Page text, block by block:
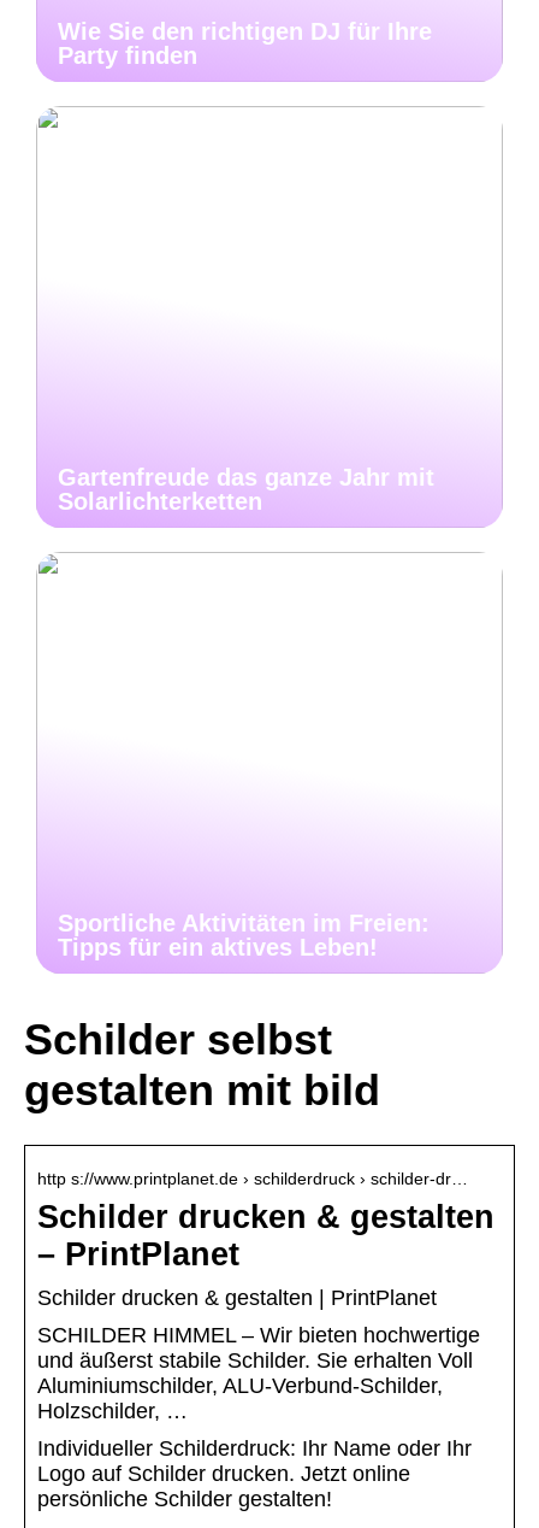
Wie Sie den richtigen DJ für Ihre
Party finden
Gartenfreude das ganze Jahr mit
Solarlichterketten
Sportliche Aktivitäten im Freien:
Tipps für ein aktives Leben!
Schilder selbst
gestalten mit bild
http s://www.printplanet.de › schilderdruck › schilder-dr…
Schilder drucken & gestalten
– PrintPlanet
Schilder drucken & gestalten | PrintPlanet
SCHILDER HIMMEL – Wir bieten hochwertige
und äußerst stabile Schilder. Sie erhalten Voll
Aluminiumschilder, ALU-Verbund-Schilder,
Holzschilder, …
Individueller Schilderdruck: Ihr Name oder Ihr
Logo auf Schilder drucken. Jetzt online
persönliche Schilder gestalten!